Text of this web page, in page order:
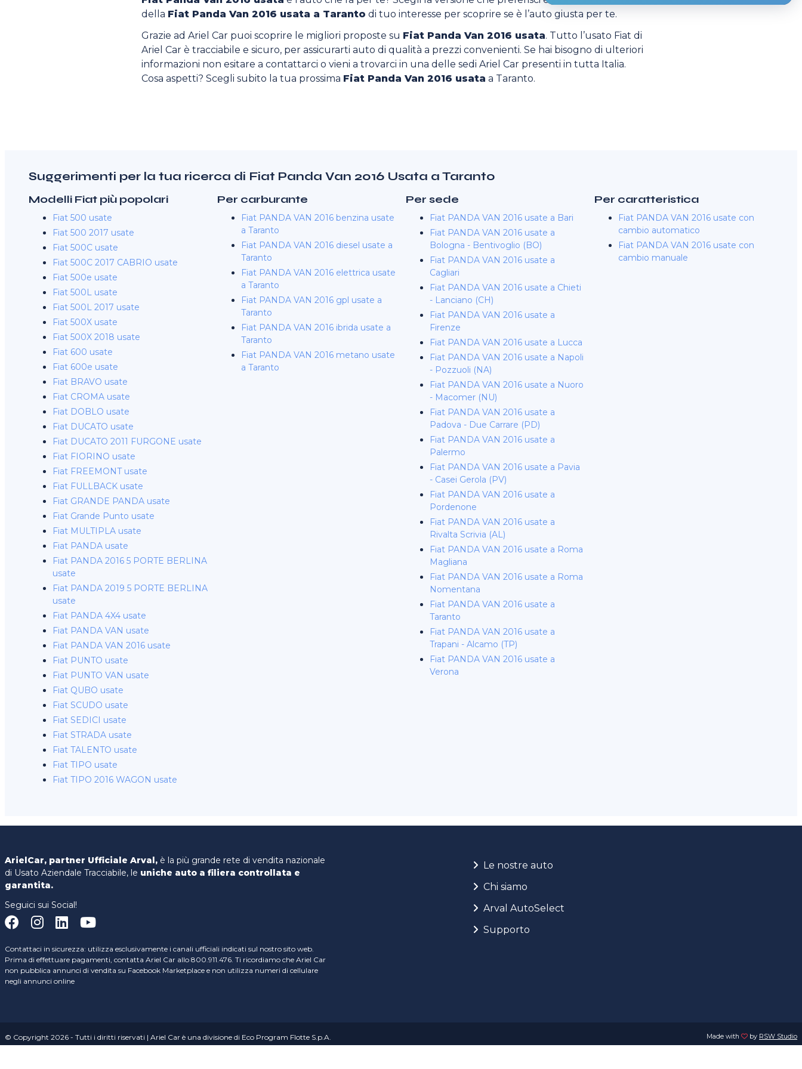
della Fiat Panda Van 2016 usata a Taranto di tuo interesse per scoprire se è l’auto giusta per te.
Grazie ad Ariel Car puoi scoprire le migliori proposte su Fiat Panda Van 2016 usata. Tutto l’usato Fiat di
Ariel Car è tracciabile e sicuro, per assicurarti auto di qualità a prezzi convenienti. Se hai bisogno di ulteriori
informazioni non esitare a contattarci o vieni a trovarci in una delle sedi Ariel Car presenti in tutta Italia.
Cosa aspetti? Scegli subito la tua prossima Fiat Panda Van 2016 usata a Taranto.
Suggerimenti per la tua ricerca di Fiat Panda Van 2016 Usata a Taranto
Modelli Fiat più popolari
Fiat 500 usate
Fiat 500 2017 usate
Fiat 500C usate
Fiat 500C 2017 CABRIO usate
Fiat 500e usate
Fiat 500L usate
Fiat 500L 2017 usate
Fiat 500X usate
Fiat 500X 2018 usate
Fiat 600 usate
Fiat 600e usate
Fiat BRAVO usate
Fiat CROMA usate
Fiat DOBLO usate
Fiat DUCATO usate
Fiat DUCATO 2011 FURGONE usate
Fiat FIORINO usate
Fiat FREEMONT usate
Fiat FULLBACK usate
Fiat GRANDE PANDA usate
Fiat Grande Punto usate
Fiat MULTIPLA usate
Fiat PANDA usate
Fiat PANDA 2016 5 PORTE BERLINA
usate
Fiat PANDA 2019 5 PORTE BERLINA
usate
Fiat PANDA 4X4 usate
Fiat PANDA VAN usate
Fiat PANDA VAN 2016 usate
Fiat PUNTO usate
Fiat PUNTO VAN usate
Fiat QUBO usate
Fiat SCUDO usate
Fiat SEDICI usate
Fiat STRADA usate
Fiat TALENTO usate
Fiat TIPO usate
Fiat TIPO 2016 WAGON usate
Per carburante
Fiat PANDA VAN 2016 benzina usate
a Taranto
Fiat PANDA VAN 2016 diesel usate a
Taranto
Fiat PANDA VAN 2016 elettrica usate
a Taranto
Fiat PANDA VAN 2016 gpl usate a
Taranto
Fiat PANDA VAN 2016 ibrida usate a
Taranto
Fiat PANDA VAN 2016 metano usate
a Taranto
Per sede
Fiat PANDA VAN 2016 usate a Bari
Fiat PANDA VAN 2016 usate a
Bologna - Bentivoglio (BO)
Fiat PANDA VAN 2016 usate a
Cagliari
Fiat PANDA VAN 2016 usate a Chieti
- Lanciano (CH)
Fiat PANDA VAN 2016 usate a
Firenze
Fiat PANDA VAN 2016 usate a Lucca
Fiat PANDA VAN 2016 usate a Napoli
- Pozzuoli (NA)
Fiat PANDA VAN 2016 usate a Nuoro
- Macomer (NU)
Fiat PANDA VAN 2016 usate a
Padova - Due Carrare (PD)
Fiat PANDA VAN 2016 usate a
Palermo
Fiat PANDA VAN 2016 usate a Pavia
- Casei Gerola (PV)
Fiat PANDA VAN 2016 usate a
Pordenone
Fiat PANDA VAN 2016 usate a
Rivalta Scrivia (AL)
Fiat PANDA VAN 2016 usate a Roma
Magliana
Fiat PANDA VAN 2016 usate a Roma
Nomentana
Fiat PANDA VAN 2016 usate a
Taranto
Fiat PANDA VAN 2016 usate a
Trapani - Alcamo (TP)
Fiat PANDA VAN 2016 usate a
Verona
Per caratteristica
Fiat PANDA VAN 2016 usate con
cambio automatico
Fiat PANDA VAN 2016 usate con
cambio manuale
ArielCar, partner Ufficiale Arval, è la più grande rete di vendita nazionale
di Usato Aziendale Tracciabile, le uniche auto a filiera controllata e
garantita.
Seguici sui Social!
Contattaci in sicurezza: utilizza esclusivamente i canali ufficiali indicati sul nostro sito web.
Prima di effettuare pagamenti, contatta Ariel Car allo 800.911.476. Ti ricordiamo che Ariel Car
non pubblica annunci di vendita su Facebook Marketplace e non utilizza numeri di cellulare
negli annunci online
Le nostre auto
Chi siamo
Arval AutoSelect
Supporto
© Copyright 2026 - Tutti i diritti riservati | Ariel Car è una divisione di Eco Program Flotte S.p.A.
Sede Operativa: S.P. 206 Voghera-Novara, Km 0,55 – 27050 Casei Gerola (PV) | Sede legale Strada Savonesa 13 – 15057 Tortona (AL) | REA: AL – 247957 - C.F. e P.IVA
Made with by RSW Studio